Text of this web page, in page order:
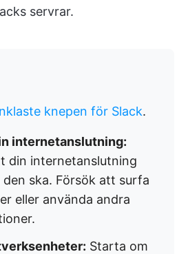
servrar.
knepen för Slack.
internetanslutning:
din internetanslutning
ska. Försök att surfa
eller använda andra
Starta om